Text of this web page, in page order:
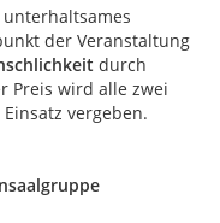
der Veranstaltung
durch
Preis wird alle zwei
vergeben.